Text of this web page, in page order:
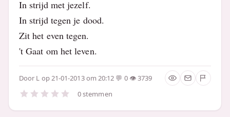
In strijd met jezelf.
In strijd tegen je dood.
Zit het even tegen.
't Gaat om het leven.
Door L op 21-01-2013 om 20:12 0
3739
0 stemmen